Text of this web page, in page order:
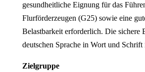
gesundheitliche Eignung für das
Flurförderzeugen (G25) sowie eine
Belastbarkeit erforderlich. Die sichere
deutschen Sprache in Wort und
Zielgruppe